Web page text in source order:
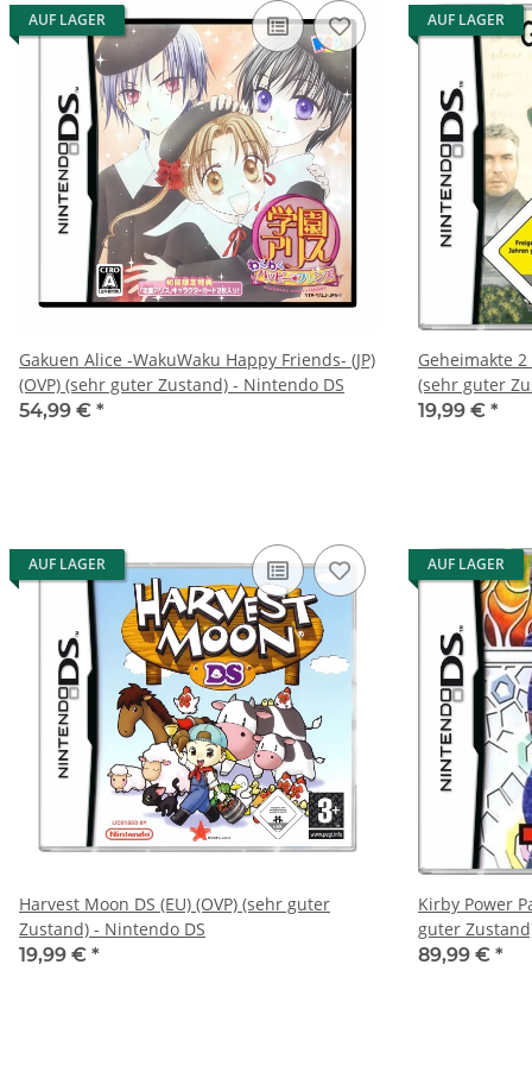
AUF LAGER
Gakuen Alice -WakuWaku Happy Friends- (JP)
(OVP) (sehr guter Zustand) - Nintendo DS
54,99 € *
AUF LAGER
Geheimakte 2
(sehr guter
19,99 € *
AUF LAGER
Harvest Moon DS (EU) (OVP) (sehr guter
Zustand) - Nintendo DS
19,99 € *
AUF LAGER
Kirby Power
guter
89,99 € *